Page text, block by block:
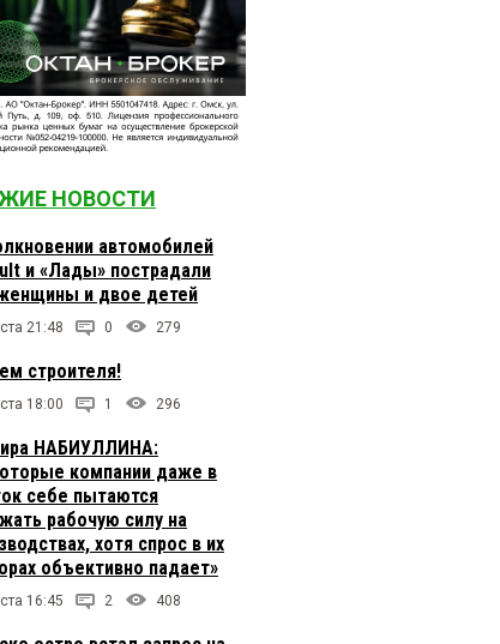
НОВОСТИ
автомобилей
и «Лады» пострадали
и двое детей
21:48 0 279
строителя!
18:00 1 296
НАБИУЛЛИНА:
компании даже в
себе пытаются
рабочую силу на
хотя спрос в их
объективно падает»
16:45 2 408